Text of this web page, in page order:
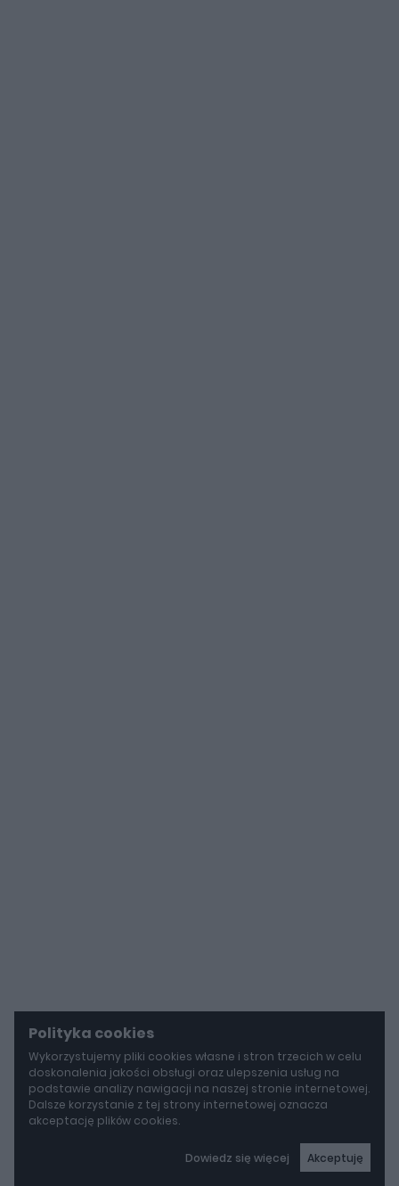
Polityka cookies
Wykorzystujemy pliki cookies własne i stron trzecich w celu
doskonalenia jakości obsługi oraz ulepszenia usług na
podstawie analizy nawigacji na naszej stronie internetowej.
Dalsze korzystanie z tej strony internetowej oznacza
akceptację plików cookies.
Dowiedz się więcej Akceptuję